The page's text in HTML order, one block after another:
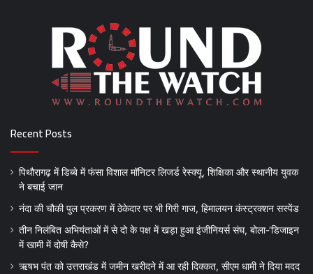
Recent Posts
पिथौरागढ़ में डिब्बे में फंसा विशाल मॉनिटर लिजर्ड रेस्क्यू, शिक्षिका और स्थानीय युवक
ने बचाई जान
नंदा की चौकी पुल प्रकरण में ठेकेदार पर भी गिरी गाज, हिमालयन कंस्ट्रक्शन सस्पेंड
तीन निलंबित अभियंताओं में से दो के पक्ष में खड़ा हुआ इंजीनियर्स संघ, बोला-‘डिजाइन
में खामी में दोषी कैसे?
ऋषभ पंत को उत्तराखंड में जमीन खरीदने में आ रही दिक्कत, सीएम धामी ने दिया मदद